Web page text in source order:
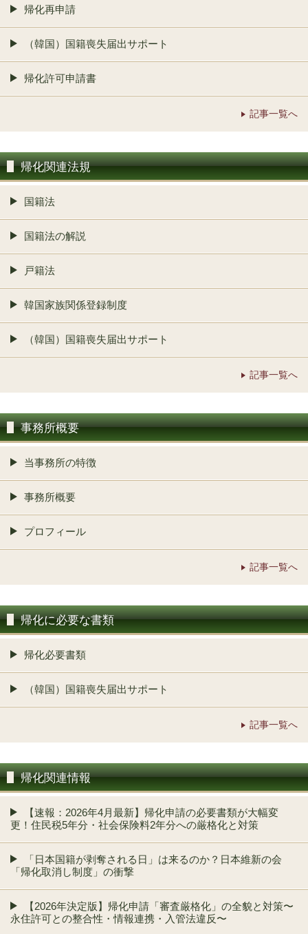
帰化再申請
（韓国）国籍喪失届出サポート
帰化許可申請書
記事一覧へ
帰化関連法規
国籍法
国籍法の解説
戸籍法
韓国家族関係登録制度
（韓国）国籍喪失届出サポート
記事一覧へ
事務所概要
当事務所の特徴
事務所概要
プロフィール
記事一覧へ
帰化に必要な書類
帰化必要書類
（韓国）国籍喪失届出サポート
記事一覧へ
帰化関連情報
【速報：2026年4月最新】帰化申請の必要書類が大幅変
更！住民税5年分・社会保険料2年分への厳格化と対策
「日本国籍が剥奪される日」は来るのか？日本維新の会
「帰化取消し制度」の衝撃
【2026年決定版】帰化申請「審査厳格化」の全貌と対策〜
永住許可との整合性・情報連携・入管法違反〜